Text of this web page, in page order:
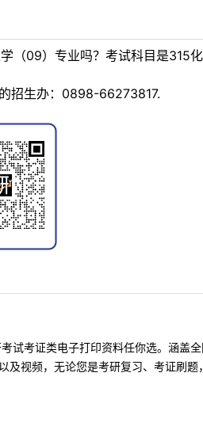
（09）专业吗？考试科目是315
招生办：0898-66273817.
试考证类电子打印资料任你选。涵
及视频，无论您是考研复习、考证刷